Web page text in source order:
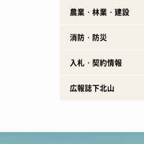
農業・林業・建設
消防・防災
入札・契約情報
広報誌下北山